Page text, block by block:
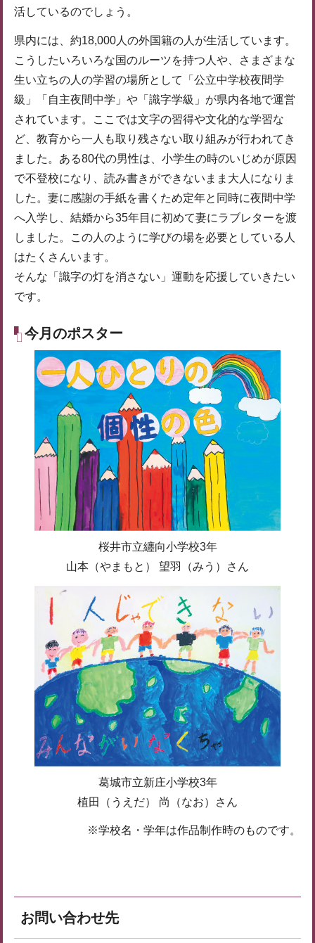
活しているのでしょう。
県内には、約18,000人の外国籍の人が生活しています。
こうしたいろいろな国のルーツを持つ人や、さまざまな
生い立ちの人の学習の場所として「公立中学校夜間学
級」「自主夜間中学」や「識字学級」が県内各地で運営
されています。ここでは文字の習得や文化的な学習な
ど、教育から一人も取り残さない取り組みが行われてき
ました。ある80代の男性は、小学生の時のいじめが原因
で不登校になり、読み書きができないまま大人になりま
した。妻に感謝の手紙を書くため定年と同時に夜間中学
へ入学し、結婚から35年目に初めて妻にラブレターを渡
しました。この人のように学びの場を必要としている人
はたくさんいます。
そんな「識字の灯を消さない」運動を応援していきたい
です。
今月のポスター
桜井市立纏向小学校3年
山本（やまもと） 望羽（みう）さん
葛城市立新庄小学校3年
植田（うえだ） 尚（なお）さん
※学校名・学年は作品制作時のものです。
お問い合わせ先